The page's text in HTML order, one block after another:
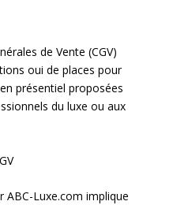
de Vente (CGV)
oui de places pour
présentiel proposées
du luxe ou aux
Luxe.com implique